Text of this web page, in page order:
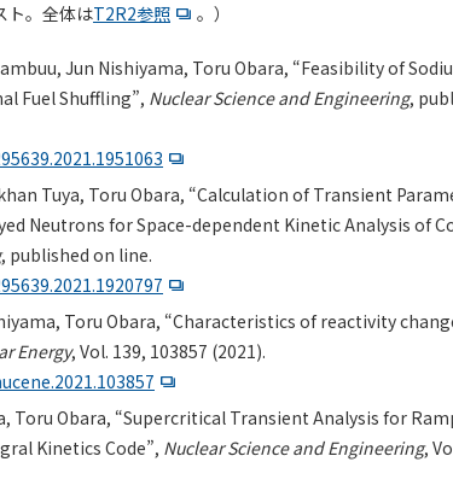
ト。全体はT2R2参照 。）
Jun Nishiyama, Toru Obara, “Feasibility of
Fuel Shuffling”, Nuclear Science and Engineering,
Tuya, Toru Obara, “Calculation of Transient
Neutrons for Space-dependent Kinetic Analysis of
, published on line.
Toru Obara, “Characteristics of reactivity
Energy, Vol. 139, 103857 (2021).
Toru Obara, “Supercritical Transient Analysis for
Kinetics Code”, Nuclear Science and Engineering,